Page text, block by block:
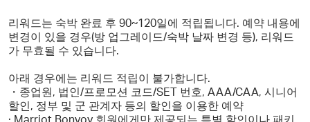
리워드는 숙박 완료 후 90~120일에 적립됩니다. 예약 내용에
변경이 있을 경우(방 업그레이드/숙박 날짜 변경 등), 리워드
가 무효될 수 있습니다.
아래 경우에는 리워드 적립이 불가합니다.
・종업원, 법인/프로모션 코드/SET 번호, AAA/CAA, 시니어
할인, 정부 및 군 관계자 등의 할인을 이용한 예약
· Marriot Bonvoy 회원에게만 제공되는 특별 할인이나 패키